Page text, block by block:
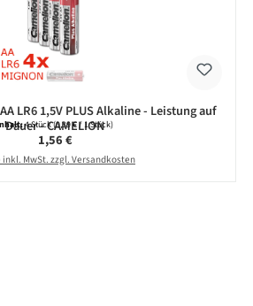
LR6 1,5V PLUS Alkaline - Leistung auf
Dauer - CAMELION
4 Stück(0,39 € / 1 Stück)
Regulärer Preis:
1,56 €
inkl. MwSt. zzgl. Versandkosten